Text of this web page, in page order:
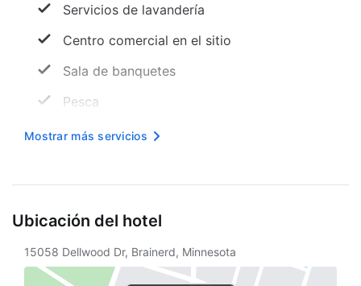
Servicios de lavandería
Centro comercial en el sitio
Sala de banquetes
Pesca
Desayuno completo gratuito
Máquina expendedora
Mesa de registro accesible para sillas de
ruedas
Mostrar más servicios
Ubicación del hotel
15058 Dellwood Dr, Brainerd, Minnesota